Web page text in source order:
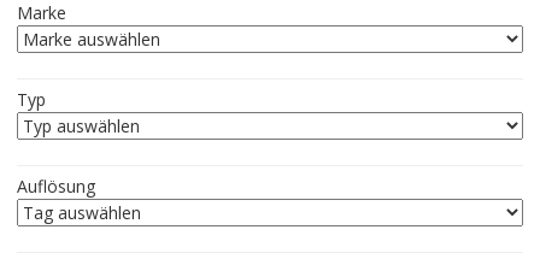
Marke
Typ
Auflösung